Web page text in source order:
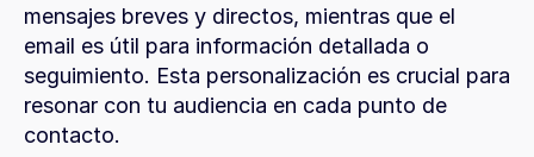
mensajes breves y directos, mientras que el
email es útil para información detallada o
seguimiento. Esta personalización es crucial para
resonar con tu audiencia en cada punto de
contacto.